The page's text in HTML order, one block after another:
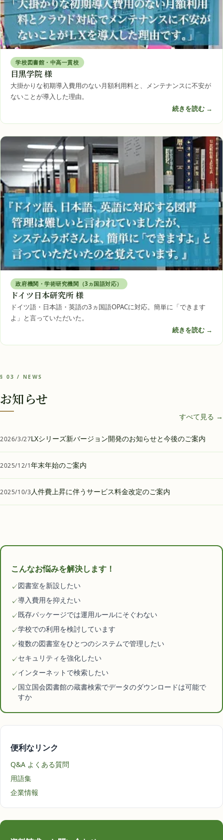
学校図書館・中高一貫校
目黒学院 様
大掛かりな初期導入費用のない月額利用料と、メンテナンスに不安が
ないことが導入した理由。
続きを読む →
政府機関・学術研究機関（3ヵ国語対応）
ドイツ日本研究所 様
ドイツ語・日本語・英語の3ヵ国語OPACに対応。簡単に「できます
よ」と言っていただいた。
続きを読む →
§ 03 / NEWS
お知らせ
すべて見る →
2026/3/27LXシリーズ新バージョン開発のお知らせと今後のご案内
2025/12/1年末年始のご案内
2025/10/3人件費上昇に伴うサービス料金改定のご案内
こんなお悩みを解決します！
✓図書室を新設したい
✓導入費用を抑えたい
✓既存パッケージでは運用ルールにそぐわない
✓学校での利用を検討しています
✓複数の図書室をひとつのシステムで管理したい
✓セキュリティを強化したい
✓インターネットで検索したい
✓国立国会図書館の蔵書検索でデータのダウンロードは可能で
すか
便利なリンク
Q&A よくある質問
用語集
企業情報